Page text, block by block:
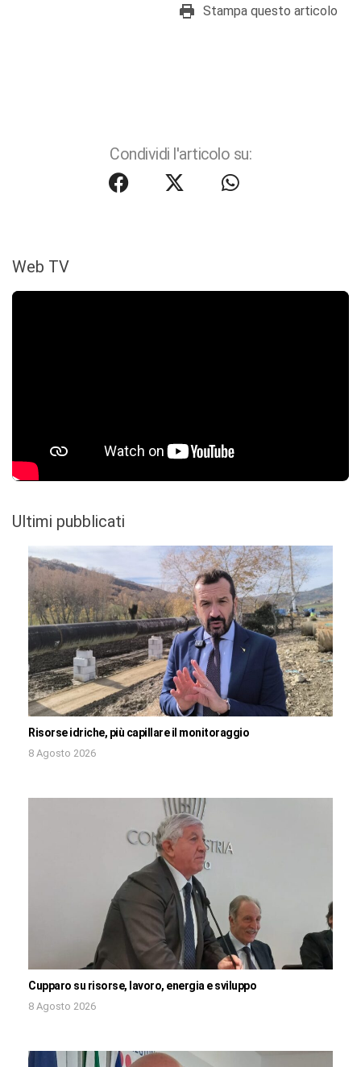
Stampa questo articolo
Condividi l'articolo su:
Web TV
Ultimi pubblicati
Risorse idriche, più capillare il monitoraggio
8 Agosto 2026
Cupparo su risorse, lavoro, energia e sviluppo
8 Agosto 2026